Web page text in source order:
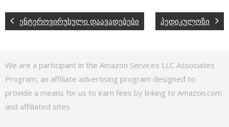
ენტეროვირუსული დაავადებები პედიკულოზი
We are a participant in the Amazon Services LLC Associates
Program, an affiliate advertising program designed to
provide a means for us to earn fees by linking to Amazon.com
and affiliated sites